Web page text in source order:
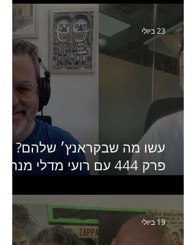
Humanz ישראל
עשו מה שבקראנץ׳ שלהם?
פרק 444 עם רועי מדלי מנהל
האחרון של קראנץ׳
23 ביולי
19 ביולי